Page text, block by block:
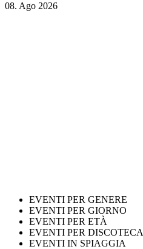
08. Ago 2026
EVENTI PER GENERE
EVENTI PER GIORNO
EVENTI PER ETÀ
EVENTI PER DISCOTECA
EVENTI IN SPIAGGIA